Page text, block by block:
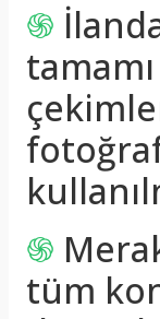
֍
֍
tüm